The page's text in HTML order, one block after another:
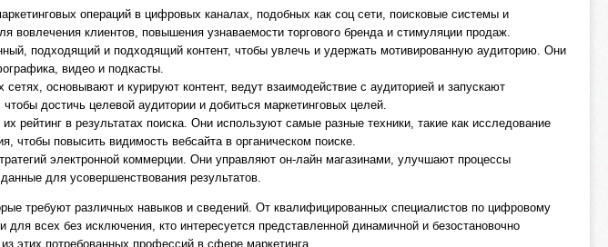
операций в цифровых каналах, подобных как соц сети, поисковые системы и
клиентов, повышения узнаваемости торгового бренда и стимуляции продаж.
подходящий и подходящий контент, чтобы увлечь и удержать мотивированную аудиторию. Они
видео и подкасты.
основывают и курируют контент, ведут взаимодействие с аудиторией и запускают
достичь целевой аудитории и добиться маркетинговых целей.
рейтинг в результатах поиска. Они используют самые разные техники, такие как исследование
чтобы повысить видимость вебсайта в органическом поиске.
электронной коммерции. Они управляют он-лайн магазинами, улучшают процессы
для усовершенствования результатов.
требуют различных навыков и сведений. От квалифицированных специалистов по цифровому
всех без исключения, кто интересуется представленной динамичной и безостановочно
этих потребованных профессий в сфере маркетинга.